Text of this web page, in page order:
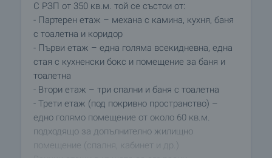
С РЗП от 350 кв.м. той се състои от:
- Партерен етаж – механа с камина, кухня, баня
с тоалетна и коридор
- Първи етаж – една голяма всекидневна, една
стая с кухненски бокс и помещение за баня и
тоалетна
- Втори етаж – три спални и баня с тоалетна
- Трети етаж (под покривно пространство) –
едно голямо помещение от около 60 кв.м.
подходящо за допълнително жилищно
помещение (спалня, кабинет и др.)